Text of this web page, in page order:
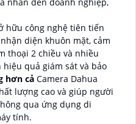
nhân đến doanh nghiệp,
hữu công nghệ tiên tiến
diện khuôn mặt, cảm
thoại 2 chiều và nhiều
quả giám sát và bảo
hơn cả Camera Dahua
lượng cao và giúp người
qua ứng dụng di
tính.